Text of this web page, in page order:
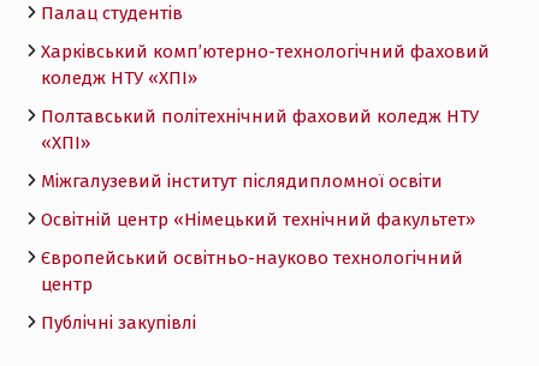
Палац студентів
Харківський комп’ютерно-технологічний фаховий
коледж НТУ «ХПI»
Полтавський політехнічний фаховий коледж НТУ
«ХПI»
Міжгалузевий інститут післядипломної освіти
Освітній центр «Німецький технічний факультет»
Європейський освітньо-науково технологічний
центр
Публічні закупівлі